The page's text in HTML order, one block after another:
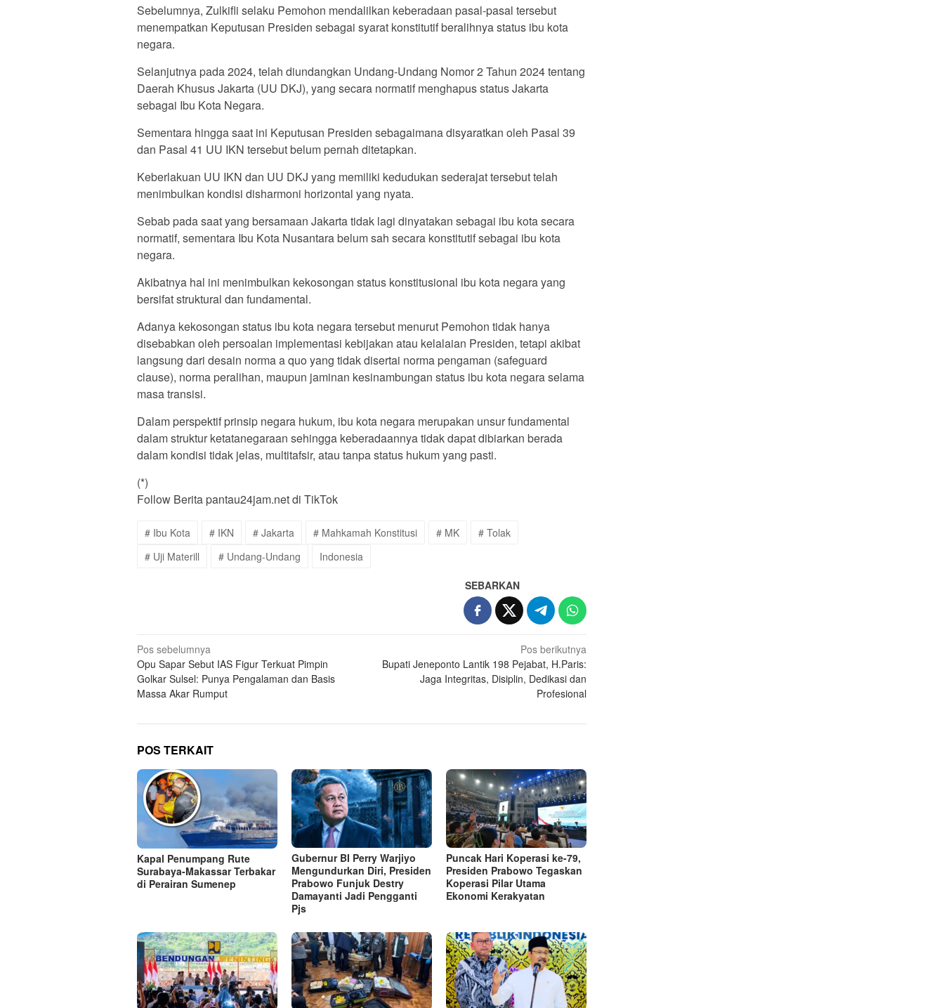
Sebelumnya, Zulkifli selaku Pemohon mendalilkan keberadaan pasal-pasal tersebut
menempatkan Keputusan Presiden sebagai syarat konstitutif beralihnya status ibu kota
negara.
Selanjutnya pada 2024, telah diundangkan Undang-Undang Nomor 2 Tahun 2024 tentang
Daerah Khusus Jakarta (UU DKJ), yang secara normatif menghapus status Jakarta
sebagai Ibu Kota Negara.
Sementara hingga saat ini Keputusan Presiden sebagaimana disyaratkan oleh Pasal 39
dan Pasal 41 UU IKN tersebut belum pernah ditetapkan.
Keberlakuan UU IKN dan UU DKJ yang memiliki kedudukan sederajat tersebut telah
menimbulkan kondisi disharmoni horizontal yang nyata.
Sebab pada saat yang bersamaan Jakarta tidak lagi dinyatakan sebagai ibu kota secara
normatif, sementara Ibu Kota Nusantara belum sah secara konstitutif sebagai ibu kota
negara.
Akibatnya hal ini menimbulkan kekosongan status konstitusional ibu kota negara yang
bersifat struktural dan fundamental.
Adanya kekosongan status ibu kota negara tersebut menurut Pemohon tidak hanya
disebabkan oleh persoalan implementasi kebijakan atau kelalaian Presiden, tetapi akibat
langsung dari desain norma a quo yang tidak disertai norma pengaman (safeguard
clause), norma peralihan, maupun jaminan kesinambungan status ibu kota negara selama
masa transisi.
Dalam perspektif prinsip negara hukum, ibu kota negara merupakan unsur fundamental
dalam struktur ketatanegaraan sehingga keberadaannya tidak dapat dibiarkan berada
dalam kondisi tidak jelas, multitafsir, atau tanpa status hukum yang pasti.
(*)
Follow Berita pantau24jam.net di TikTok
# Ibu Kota # IKN # Jakarta # Mahkamah Konstitusi # MK
# Tolak
# Uji Materill
# Undang-Undang Indonesia
SEBARKAN
Navigasi
pos
Pos sebelumnya
Opu Sapar Sebut IAS Figur Terkuat Pimpin
Golkar Sulsel: Punya Pengalaman dan Basis
Massa Akar Rumput
Pos berikutnya
Bupati Jeneponto Lantik 198 Pejabat, H.Paris:
Jaga Integritas, Disiplin, Dedikasi dan
Profesional
POS TERKAIT
Kapal Penumpang Rute
Surabaya-Makassar Terbakar
di Perairan Sumenep
Gubernur BI Perry Warjiyo
Mengundurkan Diri, Presiden
Prabowo Funjuk Destry
Damayanti Jadi Pengganti
Pjs
Puncak Hari Koperasi ke-79,
Presiden Prabowo Tegaskan
Koperasi Pilar Utama
Ekonomi Kerakyatan